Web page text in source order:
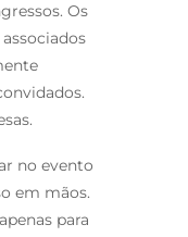
Os
no evento
em mãos.
para